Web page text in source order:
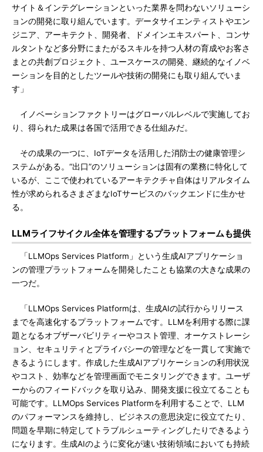
サイト＆インテグレーションといった業界を問わないソリューシ
ョンの開発に取り組んでいます。データサイエンティストやエン
ジニア、アーキテクト、開発者、ドメインエキスパート、コンサ
ルタントなど多分野にまたがるスキルを持つ人材の育成やお客さ
まとの共創プロジェクト、ユースケースの開発、継続的なイノベ
ーションを目的としたツールや技術の開発にも取り組んでいま
す」
イノベーションファクトリーはグローバルレベルで実施してお
り、得られた成果は各国で活用できる仕組みだ。
その成果の一つに、IoTデータを活用した消防士の健康管理シ
ステムがある。“出口”のソリューションは固有の業務に特化して
いるが、ここで使われているアーキテクチャ自体はリアルタイム
性が求められるさまざまなIoTサービスのバックエンドに生かせ
る。
LLMライフサイクル全体を管理するプラットフォームも提供
「LLMOps Services Platform」という生成AIアプリケーショ
ンの管理プラットフォームを開発したことも協業の大きな成果の
一つだ。
「LLMOps Services Platformは、生成AIの試行からリリース
までを高速化するプラットフォームです。LLMを利用する際に課
題となるオブザーバビリティーやコスト管理、オーケストレーシ
ョン、セキュリティとプライバシーの管理などを一貫して実施で
きるようにします。作成した生成AIアプリケーションの利用状況
やコスト、効率などを管理画面でモニタリングできます。ユーザ
ーからのフィードバックを取り込み、開発支援に役立てることも
可能です。LLMOps Services Platformを利用することで、LLM
のパフォーマンスを維持し、ビジネスの意思決定に役立てたり、
問題を早期に特定してトラブルシューティングしたりできるよう
になります。生成AIのように変化が速い技術領域においても持続